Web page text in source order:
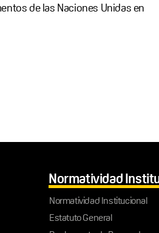
de las Naciones Unidas en
Normatividad
Normatividad Institucional
Estatuto General